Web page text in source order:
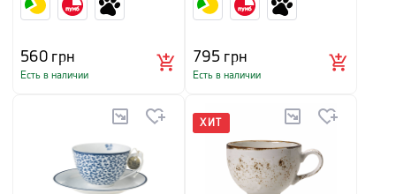
560грн
Есть в наличии
795грн
Есть в наличии
ХИТ